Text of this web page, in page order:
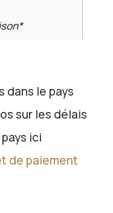
dans le pays
sur les délais
ici
de paiement